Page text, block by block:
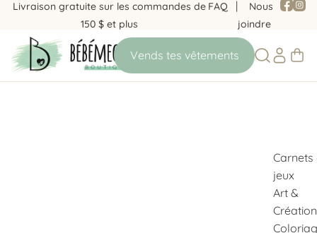
Livraison gratuite sur les commandes de
150 $ et plus
FAQ
Nous
joindre
Carnets
jeux
Art &
Création